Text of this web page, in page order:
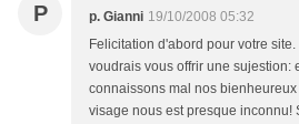
P p. Gianni 19/10/2008 05:32
Felicitation d'abord pour votre
voudrais vous offrir une sujestion:
connaissons mal nos
visage nous est presque inconnu!